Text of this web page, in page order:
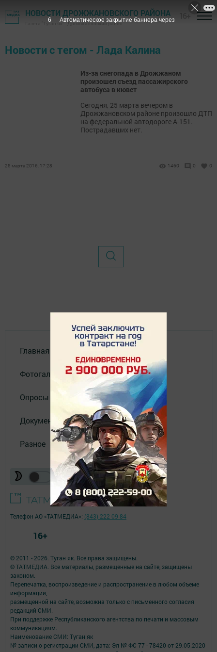
НОВОСТИ ДРОЖЖАНОВСКОГО РАЙОНА
Газета "Туган як" - Дрожжановский район
Новости с тегом - Лада Калина
Из-за снегопада в Дрожжаном
произошел съезд пассажирского
автобуса в кювет
Сегодня, 25 марта вечером в
Дрожжановском районе произошло ДТП
на федеральной автодороге А-151.
Пострадавших нет.
25 марта 2016, 17:28 1460 0 0
Главная
Фотогалереи
Опросы
Документы филиала
Разное
© 2011 - 2026. Туган як. Все права защищены.
© ТАТМЕДИА. Все материалы, размещенные на сайте, защищены
законом.
Перепечатка, воспроизведение и распространение в любом объеме
информации,
размещенной на сайте, возможна только с письменного согласия
редакций СМИ.
При поддержке Республиканского агентства по печати и массовым
коммуникациям.
Наименование СМИ: Туган як
№ записи о регистрации СМИ, дата: Эл № ФС 77 - 78420 от 29.05.2020
Телефон АО «ТАТМЕДИА»: (843) 222 09 84
16+
6 Автоматическое закрытие баннера через